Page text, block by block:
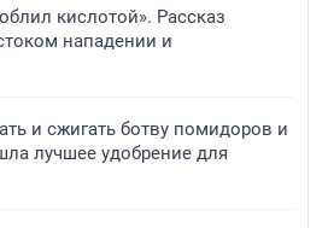
кислотой». Рассказ
нападении и
и сжигать ботву помидоров и
лучшее удобрение для